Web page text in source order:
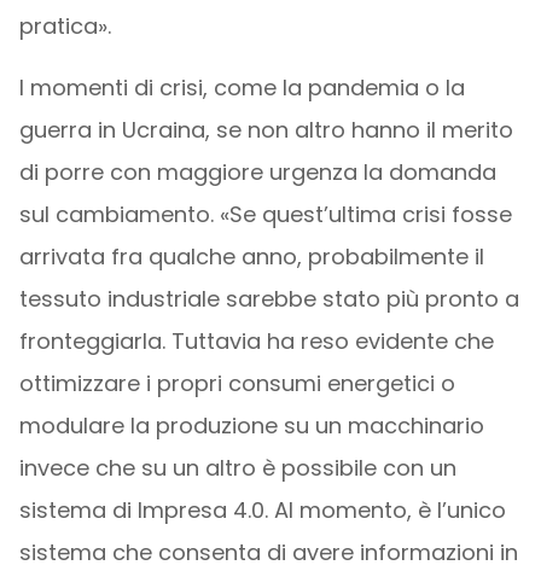
pratica».
I momenti di crisi, come la pandemia o la
guerra in Ucraina, se non altro hanno il merito
di porre con maggiore urgenza la domanda
sul cambiamento. «Se quest’ultima crisi fosse
arrivata fra qualche anno, probabilmente il
tessuto industriale sarebbe stato più pronto a
fronteggiarla. Tuttavia ha reso evidente che
ottimizzare i propri consumi energetici o
modulare la produzione su un macchinario
invece che su un altro è possibile con un
sistema di Impresa 4.0. Al momento, è l’unico
sistema che consenta di avere informazioni in